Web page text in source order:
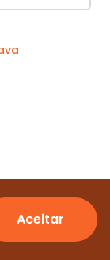
Aceitar